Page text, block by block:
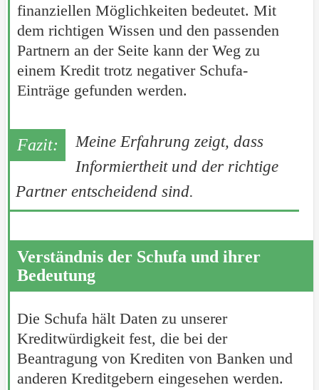
finanziellen Möglichkeiten bedeutet. Mit
dem richtigen Wissen und den passenden
Partnern an der Seite kann der Weg zu
einem Kredit trotz negativer Schufa-
Einträge gefunden werden.
Meine Erfahrung zeigt, dass
Informiertheit und der richtige
Partner entscheidend sind.
Verständnis der Schufa und ihrer
Bedeutung
Die Schufa hält Daten zu unserer
Kreditwürdigkeit fest, die bei der
Beantragung von Krediten von Banken und
anderen Kreditgebern eingesehen werden.